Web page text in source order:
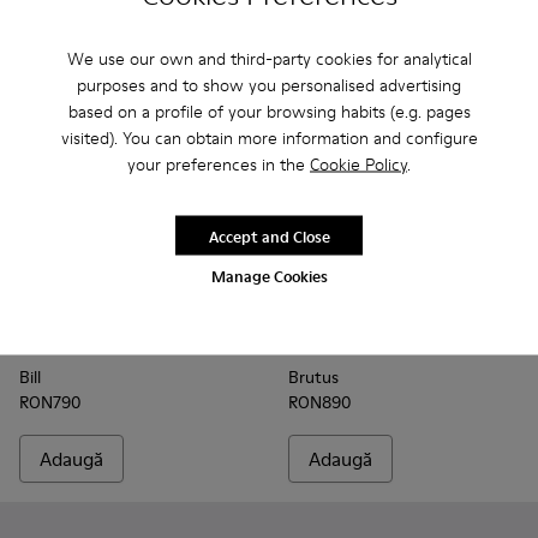
We use our own and third-party cookies for analytical
purposes and to show you personalised advertising
based on a profile of your browsing habits (e.g. pages
visited). You can obtain more information and configure
your preferences in the Cookie Policy.
Manage Cookies
Accept and Close
Bill
RON790
Adaugă
Brutus
RON890
Adaugă